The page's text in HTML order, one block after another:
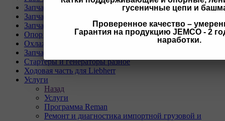
гусеничные цепи и
Проверенное качество –
Гарантия на продукцию JEMCO - 2
наработки.
Запчасти для техники SEM
Запчасти для техники XCMG
Запчасти для техники SANY
Опорно-поворотные круги
Охлаждающая система
Запчасти для буровых станков KAISHAN
Стартеры и генераторы разное
Ходовая часть для Liebherr
Услуги
Назад
Услуги
Программа Reman
Ремонт и диагностика импортной грузовой и